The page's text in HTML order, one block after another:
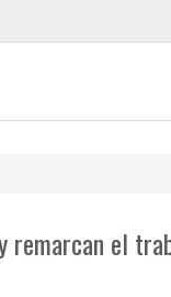
remarcan el